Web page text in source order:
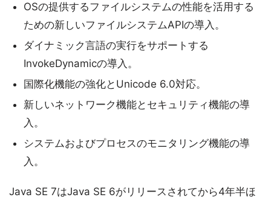
OSの提供するファイルシステムの性能を活用する
ための新しいファイルシステムAPIの導入。
ダイナミック言語の実行をサポートする
InvokeDynamicの導入。
国際化機能の強化とUnicode 6.0対応。
新しいネットワーク機能とセキュリティ機能の導
入。
システムおよびプロセスのモニタリング機能の導
入。
Java SE 7はJava SE 6がリリースされてから4年半ほ